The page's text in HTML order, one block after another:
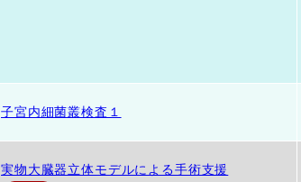
子宮内細菌叢検査１
実物大臓器立体モデルによる手術支援